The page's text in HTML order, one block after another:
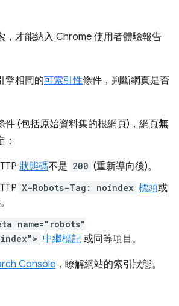
，才能納入 Chrome 使用者體驗報告
擎相同的可索引性條件，判斷網頁是否
件 (包括原始資料集的根網頁)，網頁無
狀態碼不是 200 (重新導向後)。
X-Robots-Tag: noindex 標頭或
name="robots"
中繼標記 或同等項目。
Console ，瞭解網站的索引狀態。